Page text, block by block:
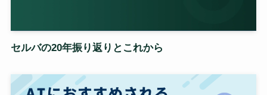
セルバの20年振り返りとこれから